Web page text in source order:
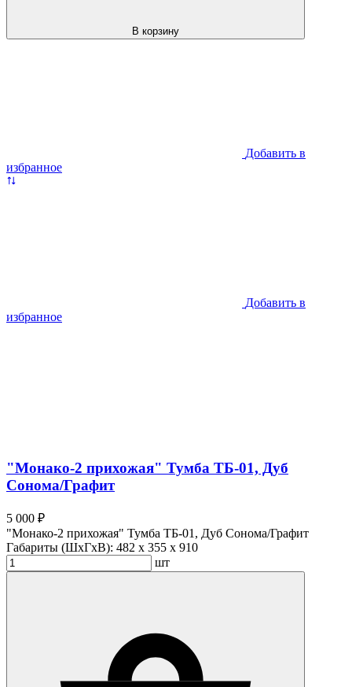
В корзину
Добавить в
избранное
Добавить в
избранное
"Монако-2 прихожая" Тумба ТБ-01, Дуб
Сонома/Графит
5 000 ₽
"Монако-2 прихожая" Тумба ТБ-01, Дуб Сонома/Графит
Габариты (ШхГхВ): 482 x 355 x 910
шт